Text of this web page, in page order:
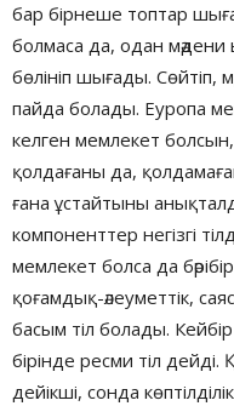
бар бірнеше топтар
болмаса да, одан мәдени
бөлініп шығады. Сөйтіп,
пайда болады. Еуропа
келген мемлекет болсын,
қолдағаны да,
ғана ұстайтыны
компоненттер негізгі
мемлекет болса да
қоғамдық-әлеуметтік,
басым тіл болады.
бірінде ресми тіл
дейікші, сонда